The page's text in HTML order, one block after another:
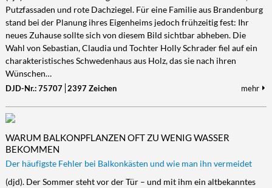
Putzfassaden und rote Dachziegel. Für eine Familie aus Brandenburg
stand bei der Planung ihres Eigenheims jedoch frühzeitig fest: Ihr
neues Zuhause sollte sich von diesem Bild sichtbar abheben. Die
Wahl von Sebastian, Claudia und Tochter Holly Schrader fiel auf ein
charakteristisches Schwedenhaus aus Holz, das sie nach ihren
Wünschen…
DJD-Nr.: 75707 2397 Zeichen mehr
WARUM BALKONPFLANZEN OFT ZU WENIG WASSER
BEKOMMEN
Der häufigste Fehler bei Balkonkästen und wie man ihn vermeidet
(djd). Der Sommer steht vor der Tür – und mit ihm ein altbekanntes